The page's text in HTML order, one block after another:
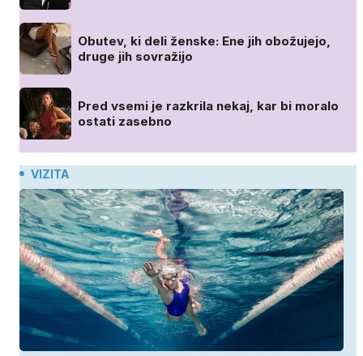
Obutev, ki deli ženske: Ene jih obožujejo,
druge jih sovražijo
Pred vsemi je razkrila nekaj, kar bi moralo
ostati zasebno
VIZITA